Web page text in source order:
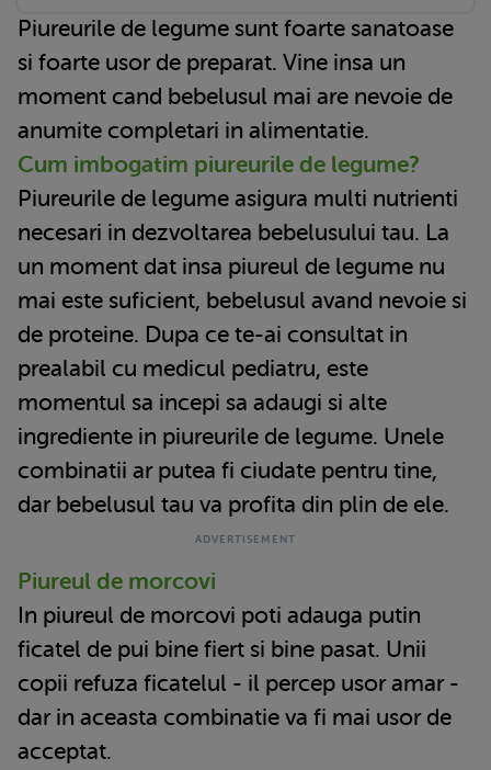
Piureurile de legume sunt foarte sanatoase
si foarte usor de preparat. Vine insa un
moment cand bebelusul mai are nevoie de
anumite completari in alimentatie.
Cum imbogatim piureurile de legume?
Piureurile de legume asigura multi nutrienti
necesari in dezvoltarea bebelusului tau. La
un moment dat insa piureul de legume nu
mai este suficient, bebelusul avand nevoie si
de proteine. Dupa ce te-ai consultat in
prealabil cu medicul pediatru, este
momentul sa incepi sa adaugi si alte
ingrediente in piureurile de legume. Unele
combinatii ar putea fi ciudate pentru tine,
dar bebelusul tau va profita din plin de ele.
Piureul de morcovi
In piureul de morcovi poti adauga putin
ficatel de pui bine fiert si bine pasat. Unii
copii refuza ficatelul - il percep usor amar -
dar in aceasta combinatie va fi mai usor de
acceptat.